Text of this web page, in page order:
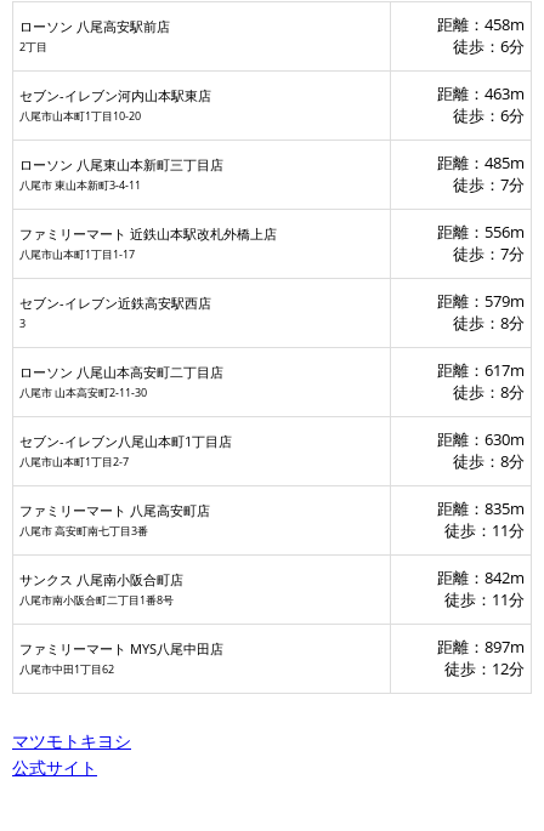
ローソン 八尾高安駅
セブン-イレブン近鉄高安駅西店
ローソン 八尾山本高安町二丁目店
尾中田店
ローソン 八尾高安駅前店
2丁目
距離：458m
徒歩：6分
セブン-イレブン河内山本駅東店
八尾市山本町1丁目10-20
距離：463m
徒歩：6分
ローソン 八尾東山本新町三丁目店
八尾市 東山本新町3‐4‐11
距離：485m
徒歩：7分
ファミリーマート 近鉄山本駅改札外橋上店
八尾市山本町1丁目1-17
距離：556m
徒歩：7分
セブン-イレブン近鉄高安駅西店
3
距離：579m
徒歩：8分
ローソン 八尾山本高安町二丁目店
八尾市 山本高安町2‐11‐30
距離：617m
徒歩：8分
セブン-イレブン八尾山本町1丁目店
八尾市山本町1丁目2-7
距離：630m
徒歩：8分
ファミリーマート 八尾高安町店
八尾市 高安町南七丁目3番
距離：835m
徒歩：11分
サンクス 八尾南小阪合町店
八尾市南小阪合町二丁目1番8号
距離：842m
徒歩：11分
ファミリーマート MYS八尾中田店
八尾市中田1丁目62
距離：897m
徒歩：12分
マツモトキヨシ
公式サイト